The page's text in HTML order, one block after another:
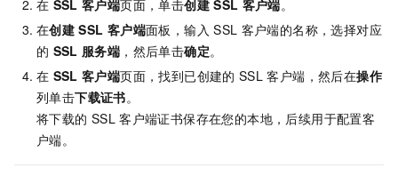
在 SSL 客户端页面，单击创建 SSL 客户端。
在创建 SSL 客户端面板，输入 SSL 客户端的名称，选择对应
的 SSL 服务端 ，然后单击确定。
在 SSL 客户端页面，找到已创建的 SSL 客户端，然后在操作
列单击下载证书。
将下载的 SSL 客户端证书保存在您的本地，后续用于配置客
户端。